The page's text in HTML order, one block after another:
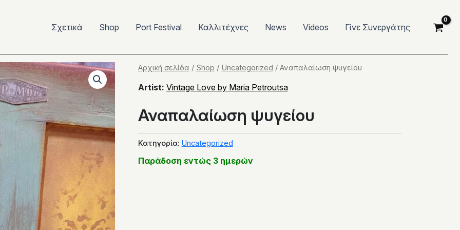
Σχετικά Shop Port Festival Καλλιτέχνες News Videos Γίνε Συνεργάτης
Αρχική σελίδα / Shop / Uncategorized / Αναπαλαίωση ψυγείου
Artist: Vintage Love by Maria Petroutsa
Αναπαλαίωση ψυγείου
Κατηγορία: Uncategorized
Παράδοση εντώς 3 ημερών